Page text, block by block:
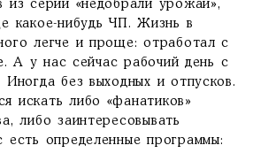
из серии «недобрали урожай»,
какое-нибудь ЧП. Жизнь в
легче и проще: отработал с
А у нас сейчас рабочий день с
без выходных и отпусков.
искать либо «фанатиков»
либо заинтересовывать
есть определенные программы: